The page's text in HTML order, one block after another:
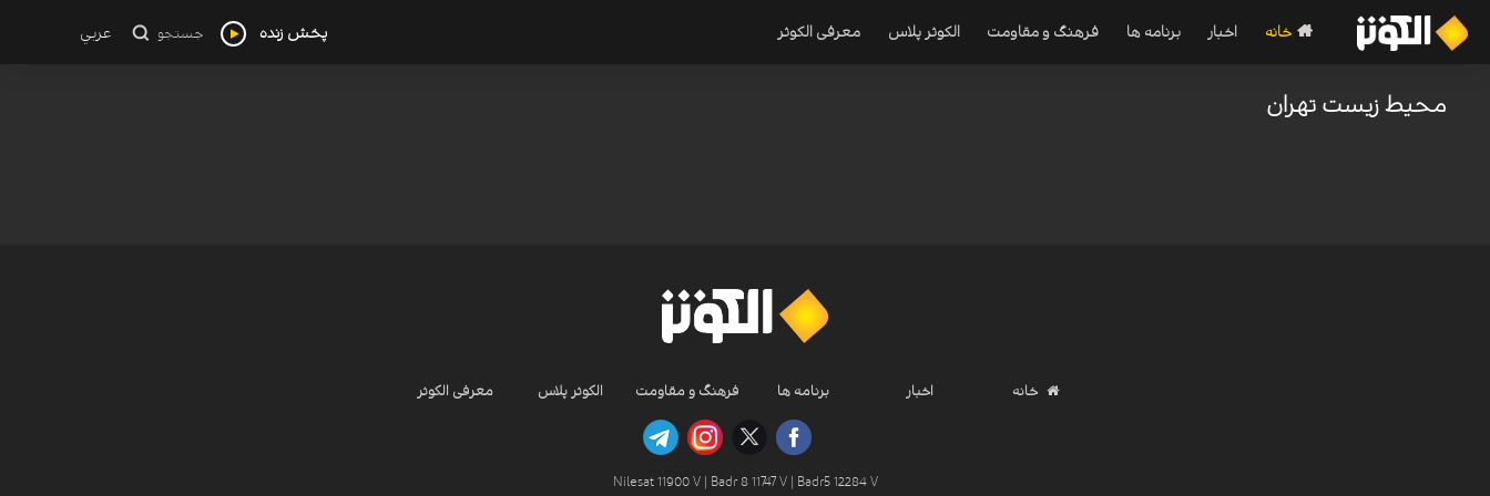
خانه اخبار برنامه ها فرهنگ و مقاومت الکوثر پلاس معرفی الکوثر پخش زنده جستجو عربي
محیط زیست تهران
خانه اخبار برنامه ها فرهنگ و مقاومت الکوثر پلاس معرفی الکوثر
Nilesat 11900 V | Badr 8 11747 V | Badr5 12284 V